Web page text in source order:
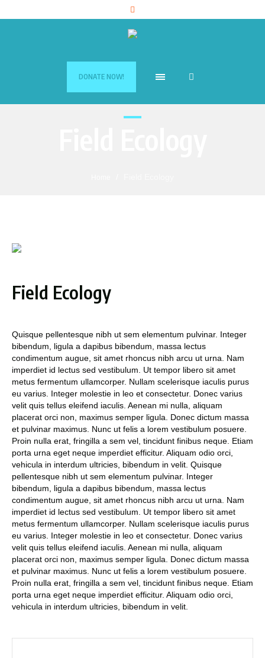
DONATE NOW!
Field Ecology
Quisque pellentesque nibh ut sem elementum pulvinar. Integer
bibendum, ligula a dapibus bibendum, massa lectus
condimentum augue, sit amet rhoncus nibh arcu ut urna. Nam
imperdiet id lectus sed vestibulum. Ut tempor libero sit amet
metus fermentum ullamcorper. Nullam scelerisque iaculis purus
eu varius. Integer molestie in leo et consectetur. Donec varius
velit quis tellus eleifend iaculis. Aenean mi nulla, aliquam
placerat orci non, maximus semper ligula. Donec dictum massa
et pulvinar maximus. Nunc ut felis a lorem vestibulum posuere.
Proin nulla erat, fringilla a sem vel, tincidunt finibus neque. Etiam
porta urna eget neque imperdiet efficitur. Aliquam odio orci,
vehicula in interdum ultricies, bibendum in velit. Quisque
pellentesque nibh ut sem elementum pulvinar. Integer
bibendum, ligula a dapibus bibendum, massa lectus
condimentum augue, sit amet rhoncus nibh arcu ut urna. Nam
imperdiet id lectus sed vestibulum. Ut tempor libero sit amet
metus fermentum ullamcorper. Nullam scelerisque iaculis purus
eu varius. Integer molestie in leo et consectetur. Donec varius
velit quis tellus eleifend iaculis. Aenean mi nulla, aliquam
placerat orci non, maximus semper ligula. Donec dictum massa
et pulvinar maximus. Nunc ut felis a lorem vestibulum posuere.
Proin nulla erat, fringilla a sem vel, tincidunt finibus neque. Etiam
porta urna eget neque imperdiet efficitur. Aliquam odio orci,
vehicula in interdum ultricies, bibendum in velit.